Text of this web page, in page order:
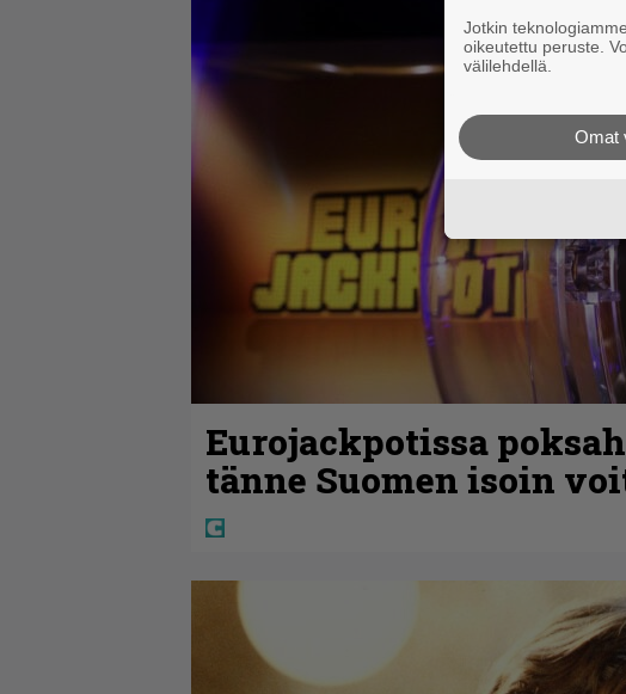
Eurojackpotissa
tänne Suomen isoin
Jotkin
oikeutettu peruste.
välilehdellä.
Omat